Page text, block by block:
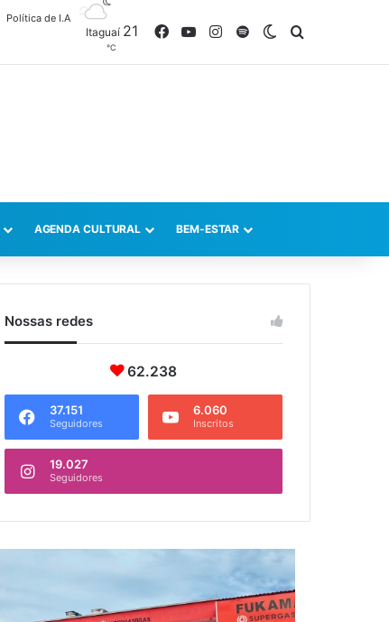
Política de I.A
Itaguaí 21
℃
FacebookYouTubeInstagram
SpotifySwitch skin
AGENDA CULTURAL BEM-ESTAR
Nossas redes
62.238
37.151
Seguidores
6.060
Inscritos
19.027
Seguidores